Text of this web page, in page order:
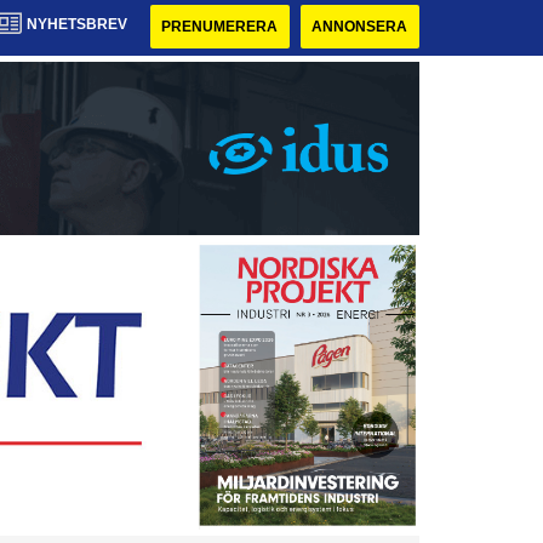
NYHETSBREV PRENUMERERA ANNONSERA